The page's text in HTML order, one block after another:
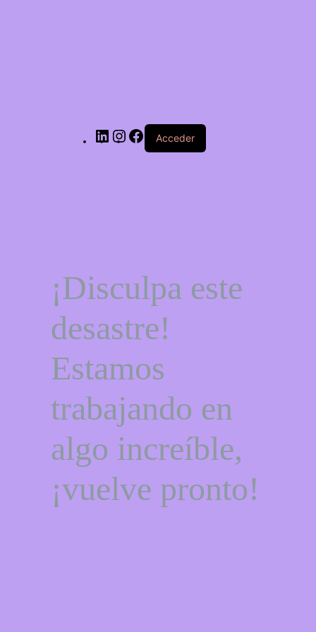
Acceder
¡Disculpa este
desastre!
Estamos
trabajando en
algo increíble,
¡vuelve pronto!